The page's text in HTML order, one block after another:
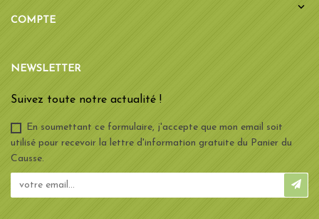
COMPTE

NEWSLETTER
Suivez toute notre actualité !
En soumettant ce formulaire, j'accepte que mon email soit
utilisé pour recevoir la lettre d'information gratuite du Panier du
Causse.